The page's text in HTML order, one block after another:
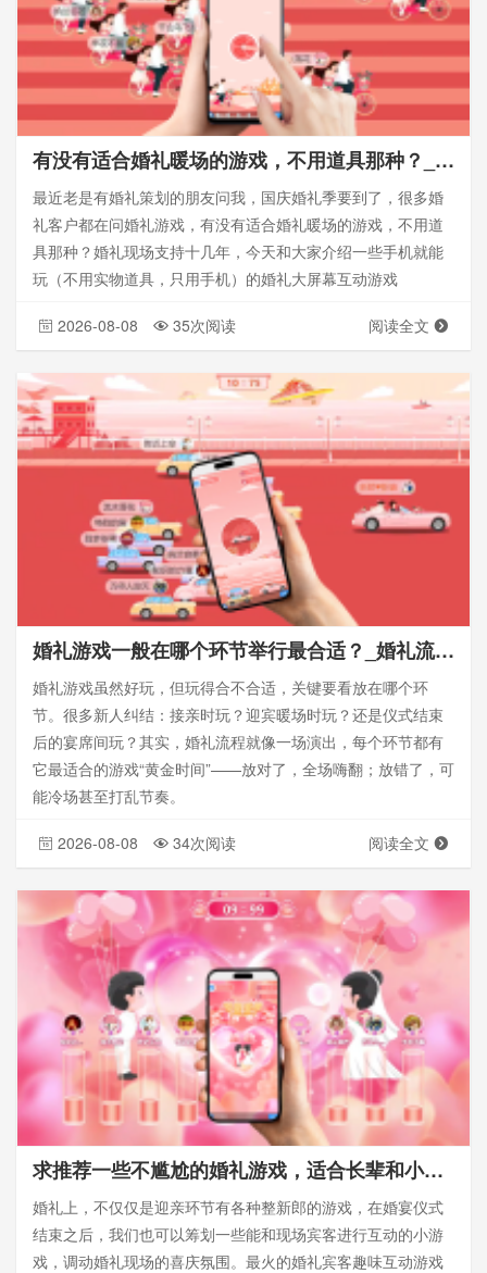
有没有适合婚礼暖场的游戏，不用道具那种？_婚礼大屏幕互动游戏
最近老是有婚礼策划的朋友问我，国庆婚礼季要到了，很多婚
礼客户都在问婚礼游戏，有没有适合婚礼暖场的游戏，不用道
具那种？婚礼现场支持十几年，今天和大家介绍一些手机就能
玩（不用实物道具，只用手机）的婚礼大屏幕互动游戏
2026-08-08 35次阅读 阅读全文
婚礼游戏一般在哪个环节举行最合适？_婚礼流程策划
婚礼游戏虽然好玩，但玩得合不合适，关键要看放在哪个环
节。很多新人纠结：接亲时玩？迎宾暖场时玩？还是仪式结束
后的宴席间玩？其实，婚礼流程就像一场演出，每个环节都有
它最适合的游戏“黄金时间”——放对了，全场嗨翻；放错了，可
能冷场甚至打乱节奏。
2026-08-08 34次阅读 阅读全文
求推荐一些不尴尬的婚礼游戏，适合长辈和小孩一起玩的_婚礼策划
婚礼上，不仅仅是迎亲环节有各种整新郎的游戏，在婚宴仪式
结束之后，我们也可以筹划一些能和现场宾客进行互动的小游
戏，调动婚礼现场的喜庆氛围。最火的婚礼宾客趣味互动游戏